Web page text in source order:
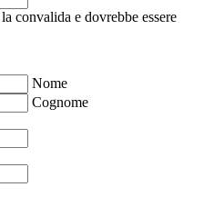
convalida e dovrebbe essere
Nome
Cognome